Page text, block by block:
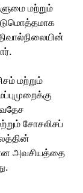
மற்றும்
மற்றும்
சோசலிசப்
அவசியத்தை